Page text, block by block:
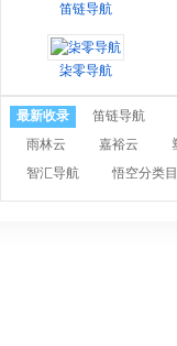
笛链导航
柒零导航
最新收录 笛链导航
雨林云
嘉裕云
智汇导航
悟空分类